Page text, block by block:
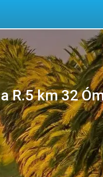
R.5 km 32